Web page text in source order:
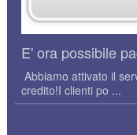
E' ora possibile
Abbiamo attivato il
credito!I clienti po ...